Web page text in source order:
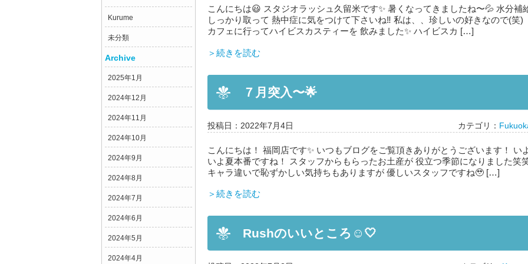
Kurume
未分類
Archive
2025年1月
2024年12月
2024年11月
2024年10月
2024年9月
2024年8月
2024年7月
2024年6月
2024年5月
2024年4月
こんにちは😃 スタジオラッシュ久留米です✨ 暑くなってきましたね〜💦 水分補
しっかり取って 熱中症に気をつけて下さいね‼️ 私は、、珍しいの好きなので(笑)
カフェに行ってハイビスカスティーを 飲みました✨ ハイビスカ […]
＞続きを読む
７月突入〜🌟
投稿日：2022年7月4日 カテゴリ：
こんにちは！ 福岡店です✨ いつもブログをご覧頂きありがとうございます！ い
いよ夏本番ですね！ スタッフからもらったお土産が 役立つ季節になりました笑
キャラ違いで恥ずかしい気持ちもありますが 優しいスタッフですね🥹 […]
＞続きを読む
Rushのいいところ☺️🤍